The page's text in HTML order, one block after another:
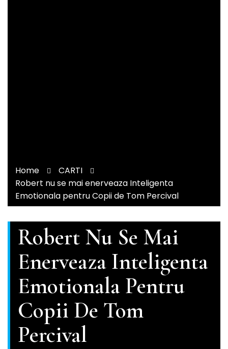
Home
CARTI
Robert nu se mai enerveaza Inteligenta
Emotionala pentru Copii de Tom Percival
Robert Nu Se Mai
Enerveaza Inteligenta
Emotionala Pentru
Copii De Tom
Percival